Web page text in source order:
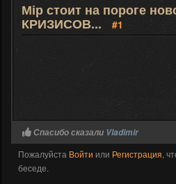
Мір стоит на пороге
КРИЗИСОВ... #1
Спасибо сказали Vladimir
Пожалуйста Войти или Регистрация,
беседе.